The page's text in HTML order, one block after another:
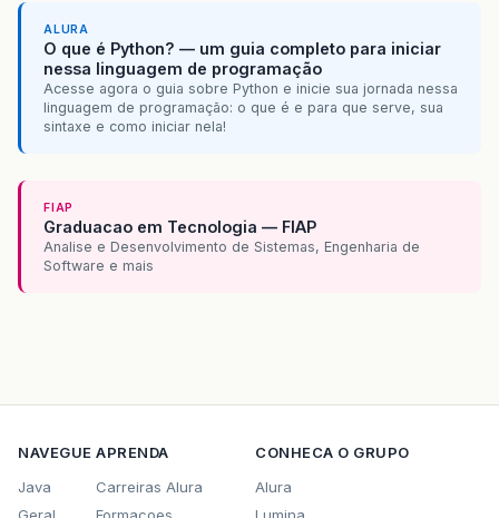
ALURA
O que é Python? — um guia completo para iniciar
nessa linguagem de programação
Acesse agora o guia sobre Python e inicie sua jornada nessa
linguagem de programação: o que é e para que serve, sua
sintaxe e como iniciar nela!
FIAP
Graduacao em Tecnologia — FIAP
Analise e Desenvolvimento de Sistemas, Engenharia de
Software e mais
NAVEGUE
Java
APRENDA
Carreiras Alura
CONHECA O GRUPO
Alura